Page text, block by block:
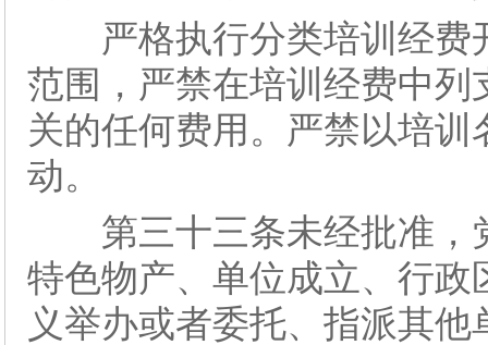
严格执行分类培训经费
范围，严禁在培训经费中
关的任何费用。严禁以培
动。
第三十三条未经批准，
特色物产、单位成立、行
义举办或者委托、指派其